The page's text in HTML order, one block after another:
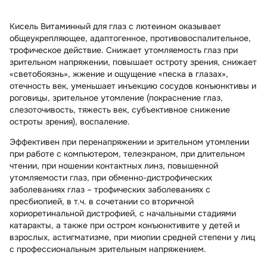
Кисель Витаминный для глаз с лютеином оказывает
общеукрепляющее, адаптогенное, противовоспалительное,
трофическое действие. Снижает утомляемость глаз при
зрительном напряжении, повышает остроту зрения, снижает
«светобоязнь», жжение и ощущение «песка в глазах»,
отечность век, уменьшает инъекцию сосудов конъюнктивы и
роговицы, зрительное утомление (покраснение глаз,
слезоточивость, тяжесть век, субъективное снижение
остроты зрения), воспаление.
Эффективен при перенапряжении и зрительном утомлении
при работе с компьютером, телеэкраном, при длительном
чтении, при ношении контактных линз, повышенной
утомляемости глаз, при обменно-дистрофических
заболеваниях глаз – трофических заболеваниях с
пресбиопией, в т.ч. в сочетании со вторичной
хориоретинальной дистрофией, с начальными стадиями
катаракты, а также при остром конъюнктивите у детей и
взрослых, астигматизме, при миопии средней степени у лиц
с профессиональным зрительным напряжением.